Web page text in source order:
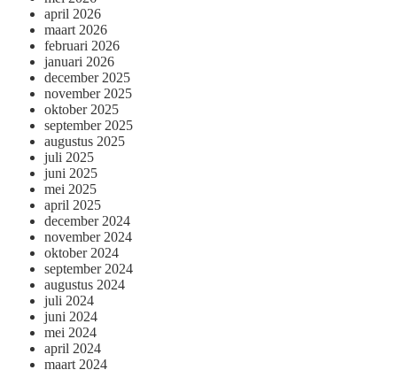
april 2026
maart 2026
februari 2026
januari 2026
december 2025
november 2025
oktober 2025
september 2025
augustus 2025
juli 2025
juni 2025
mei 2025
april 2025
december 2024
november 2024
oktober 2024
september 2024
augustus 2024
juli 2024
juni 2024
mei 2024
april 2024
maart 2024